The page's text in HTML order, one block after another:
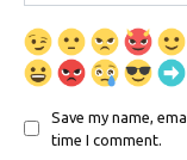
Save my name,
time I comment.